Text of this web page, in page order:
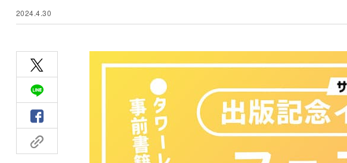
2024.4.30